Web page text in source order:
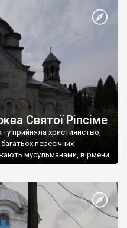
Василем-християнином.
Херсонесу Таврійського
Святої Ріпсіме
прийняла християнство,
пересічних
мусульманами, вірмени